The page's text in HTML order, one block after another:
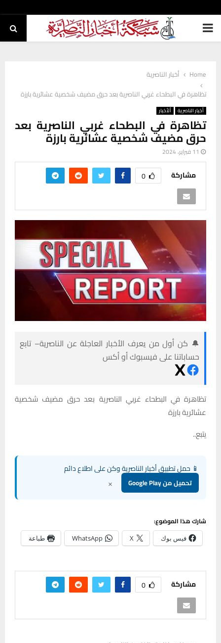
PRIMARY
Home
أخبار الناصرية
تظاهرة في البطحاء غربي الناصرية بعد حرق مضيف شخصية عشائرية بارزة
أخبار الناصرية ألأخبار
تظاهرة في البطحاء غربي الناصرية بعد
حرق مضيف شخصية عشائرية بارزة
11 فبراير، 2024
مشاركة 0
🔔 كن أول من يعرف الأخبار العاجلة عن الناصرية– تابع
حساباتنا على فيسبوك أو أكس
تظاهرة في البطحاء غربي الناصرية بعد حرق مضيف شخصية
عشائرية بارزة
يتبع..
📱 حمل تطبيق أخبار الناصرية وكن على اطلاع دائم
تحميل من Google Play ×
شارك هذا الموضوع:
فيس بوك X
WhatsApp طباعة
مشاركة 0